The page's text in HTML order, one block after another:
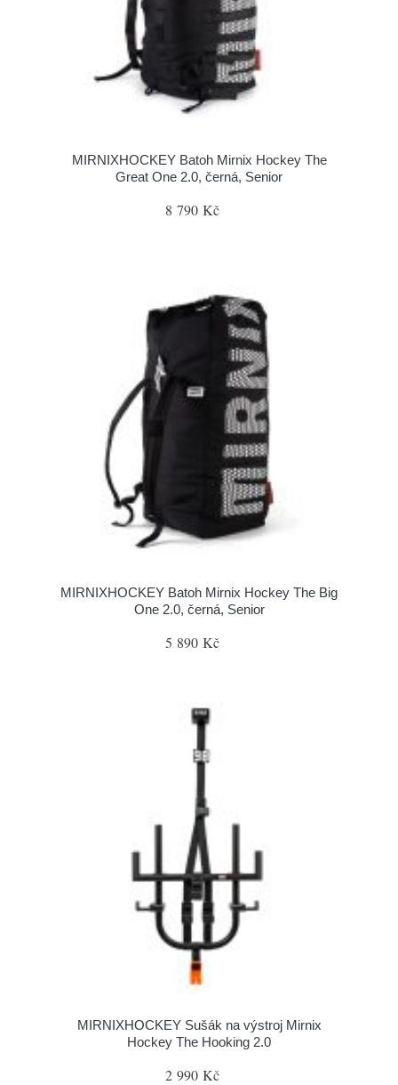
MIRNIXHOCKEY Batoh Mirnix Hockey The
Great One 2.0, černá, Senior
8 790 Kč
MIRNIXHOCKEY Batoh Mirnix Hockey The Big
One 2.0, černá, Senior
5 890 Kč
MIRNIXHOCKEY Sušák na výstroj Mirnix
Hockey The Hooking 2.0
2 990 Kč